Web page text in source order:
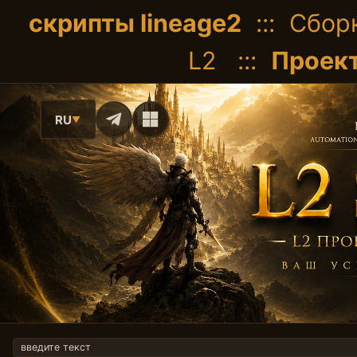
скрипты lineage2 :::
L2 :::
RU▼